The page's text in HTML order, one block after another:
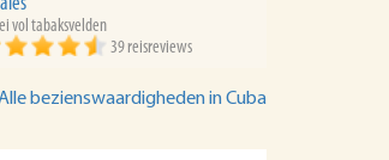
vol tabaksvelden
39 reisreviews
bezienswaardigheden in Cuba